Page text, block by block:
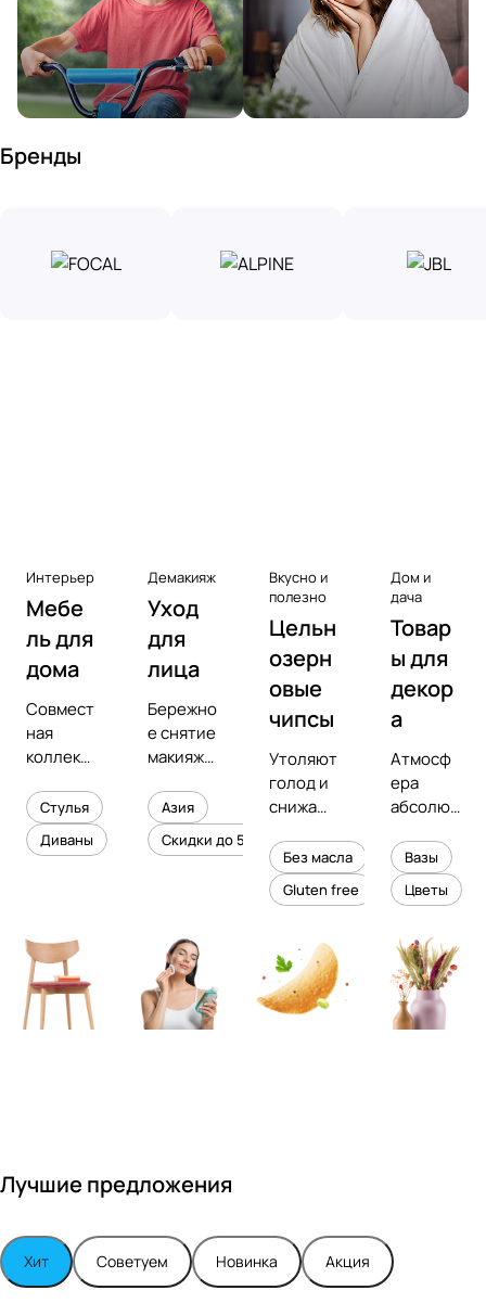
Бренды
Интерьер
Мебе
ль для
дома
Совмест
ная
коллекц
предмет
ным
дизайне
Турским
Стулья
Диваны
Демакияж
Уход
для
лица
Бережно
е снятие
макияжа
увлажне
ние
кожи
Азия
Скидки до 50%
Вкусно и
полезно
Цельн
озерн
овые
чипсы
Утоляют
голод и
снижают
холесте
рина
Без масла
Gluten free
Дом и
дача
Товар
ы для
декор
а
Атмосф
ера
абсолют
уюта в
вашем
интерье
Вазы
Цветы
Лучшие предложения
Хит Советуем Новинка Акция